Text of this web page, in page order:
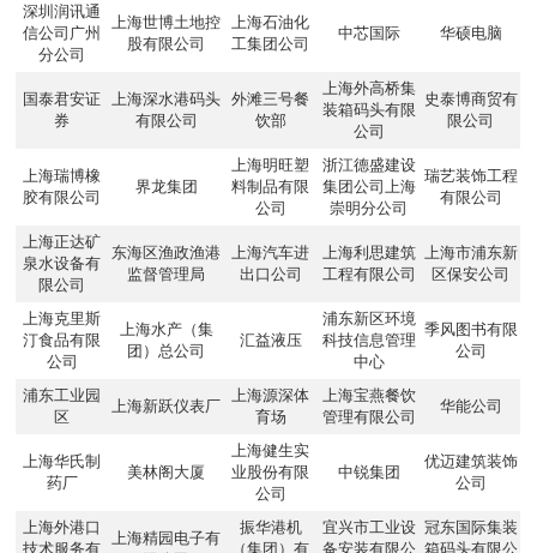
深圳润讯通
信公司广州
分公司
上海世博土地控
股有限公司
上海石油化
工集团公司
中芯国际 华硕电脑
国泰君安证
券
上海深水港码头
有限公司
外滩三号餐
饮部
上海外高桥集
装箱码头有限
公司
史泰博商贸有
限公司
上海瑞博橡
胶有限公司
界龙集团
上海明旺塑
料制品有限
公司
浙江德盛建设
集团公司上海
崇明分公司
瑞艺装饰工程
有限公司
上海正达矿
泉水设备有
限公司
东海区渔政渔港
监督管理局
上海汽车进
出口公司
上海利思建筑
工程有限公司
上海市浦东新
区保安公司
上海克里斯
汀食品有限
公司
上海水产（集
团）总公司
汇益液压
浦东新区环境
科技信息管理
中心
季风图书有限
公司
浦东工业园
区
上海新跃仪表厂
上海源深体
育场
上海宝燕餐饮
管理有限公司
华能公司
上海华氏制
药厂
美林阁大厦
上海健生实
业股份有限
公司
中锐集团
优迈建筑装饰
公司
上海外港口
技术服务有
上海精园电子有
振华港机
（集团）有
宜兴市工业设
备安装有限公
冠东国际集装
箱码头有限公